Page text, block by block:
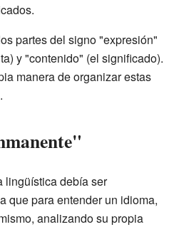
partes del signo "expresión"
y "contenido" (el significado).
manera de organizar estas
lingüística debía ser
que para entender un idioma,
analizando su propia